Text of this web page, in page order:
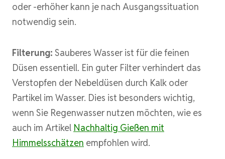
oder -erhöher kann je nach Ausgangssituation
notwendig sein.
Filterung: Sauberes Wasser ist für die feinen
Düsen essentiell. Ein guter Filter verhindert das
Verstopfen der Nebeldüsen durch Kalk oder
Partikel im Wasser. Dies ist besonders wichtig,
wenn Sie Regenwasser nutzen möchten, wie es
auch im Artikel Nachhaltig Gießen mit
Himmelsschätzen empfohlen wird.